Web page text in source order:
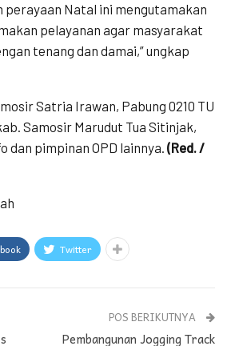
perayaan Natal ini mengutamakan
pelayanan agar masyarakat
tenang dan damai,” ungkap
Satria Irawan, Pabung 0210 TU
Samosir Marudut Tua Sitinjak,
dan pimpinan OPD lainnya. (Red. /
Twitter
POS BERIKUTNYA
Pembangunan Jogging Track